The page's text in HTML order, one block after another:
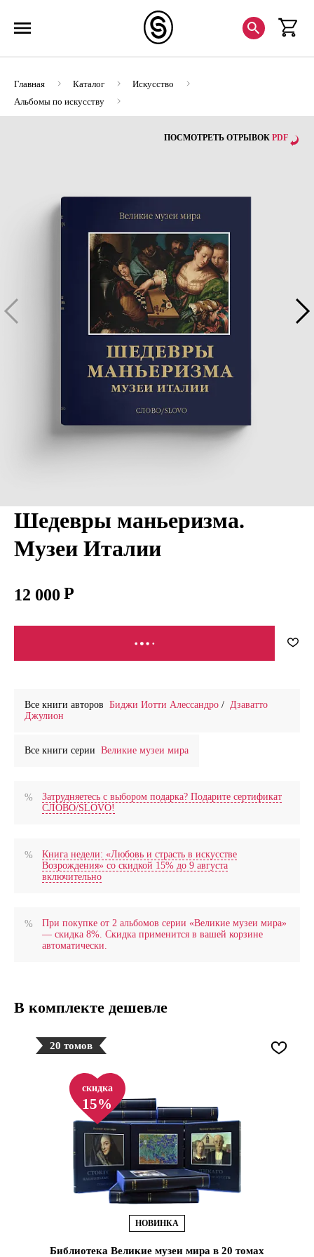
Главная Каталог
Искусство
Альбомы по искусству
Шедевры маньеризма. Музеи Италии
ПОСМОТРЕТЬ ОТРЫВОК PDF
Шедевры маньеризма.
Музеи Италии
12 000
В КОРЗИНУ
Все книги авторов Биджи Иотти Алессандро / Дзаватто
Джулион
Все книги серии Великие музеи мира
Затрудняетесь с выбором подарка? Подарите сертификат
СЛОВО/SLOVO!
Книга недели: «Любовь и страсть в искусстве
Возрождения» со скидкой 15% до 9 августа
включительно
При покупке от 2 альбомов серии «Великие музеи мира»
— скидка 8%. Скидка применится в вашей корзине
автоматически.
В комплекте дешевле
20 томов
скидка
15%
НОВИНКА
Библиотека Великие музеи мира в 20 томах